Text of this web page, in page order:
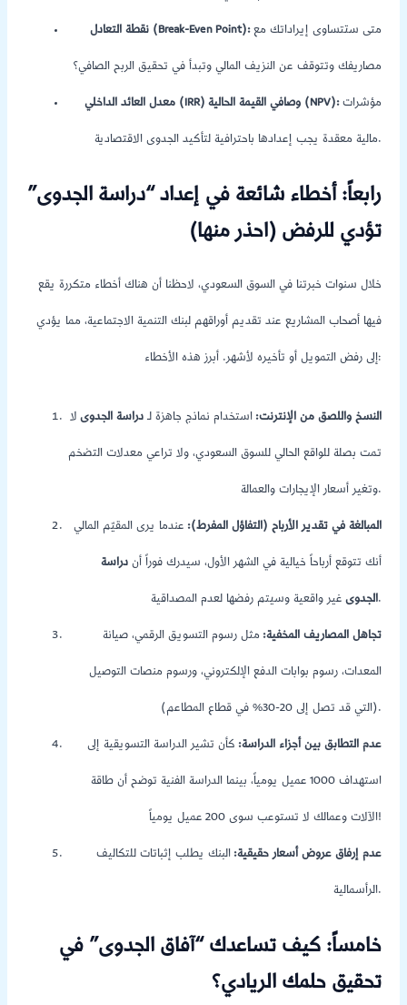
نقطة التعادل (Break-Even Point): متى ستتساوى إيراداتك مع
مصاريفك وتتوقف عن النزيف المالي وتبدأ في تحقيق الربح الصافي؟
معدل العائد الداخلي (IRR) وصافي القيمة الحالية (NPV): مؤشرات
مالية معقدة يجب إعدادها باحترافية لتأكيد الجدوى الاقتصادية.
رابعاً: أخطاء شائعة في إعداد “دراسة الجدوى”
تؤدي للرفض (احذر منها)
خلال سنوات خبرتنا في السوق السعودي، لاحظنا أن هناك أخطاء متكررة يقع
فيها أصحاب المشاريع عند تقديم أوراقهم لبنك التنمية الاجتماعية، مما يؤدي
إلى رفض التمويل أو تأخيره لأشهر. أبرز هذه الأخطاء:
النسخ واللصق من الإنترنت: استخدام نماذج جاهزة لـ دراسة الجدوىلا
تمت بصلة للواقع الحالي للسوق السعودي، ولا تراعي معدلات التضخم
وتغير أسعار الإيجارات والعمالة.
المبالغة في تقدير الأرباح (التفاؤل المفرط): عندما يرى المقيّم المالي
أنك تتوقع أرباحاً خيالية في الشهر الأول، سيدرك فوراً أن دراسة
الجدوىغير واقعية وسيتم رفضها لعدم المصداقية.
تجاهل المصاريف المخفية: مثل رسوم التسويق الرقمي، صيانة
المعدات، رسوم بوابات الدفع الإلكتروني، ورسوم منصات التوصيل
(التي قد تصل إلى 20-30% في قطاع المطاعم).
عدم التطابق بين أجزاء الدراسة: كأن تشير الدراسة التسويقية إلى
استهداف 1000 عميل يومياً، بينما الدراسة الفنية توضح أن طاقة
الآلات وعمالك لا تستوعب سوى 200 عميل يومياً!
عدم إرفاق عروض أسعار حقيقية: البنك يطلب إثباتات للتكاليف
الرأسمالية.
خامساً: كيف تساعدك “آفاق الجدوى” في
تحقيق حلمك الريادي؟